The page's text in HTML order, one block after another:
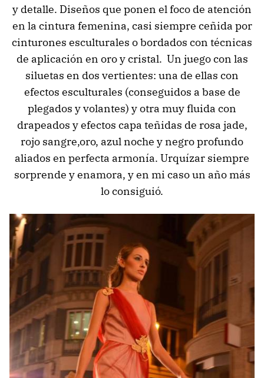
y detalle. Diseños que ponen el foco de atención
en la cintura femenina, casi siempre ceñida por
cinturones esculturales o bordados con técnicas
de aplicación en oro y cristal. Un juego con las
siluetas en dos vertientes: una de ellas con
efectos esculturales (conseguidos a base de
plegados y volantes) y otra muy fluida con
drapeados y efectos capa teñidas de rosa jade,
rojo sangre,oro, azul noche y negro profundo
aliados en perfecta armonía. Urquízar siempre
sorprende y enamora, y en mi caso un año más
lo consiguió.